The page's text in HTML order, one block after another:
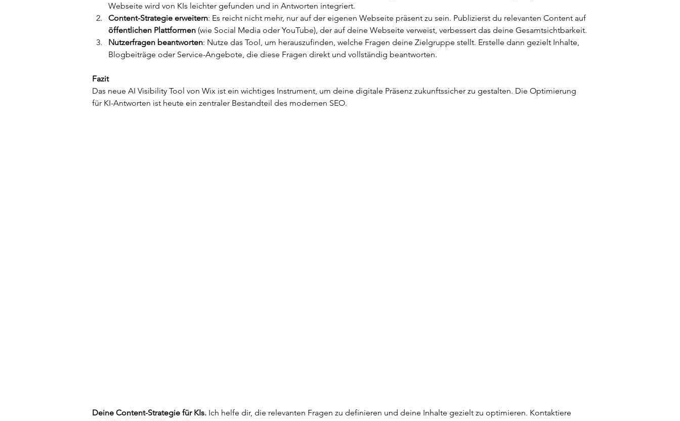
Webseite wird von KIs leichter gefunden und in Antworten integriert.
Content-Strategie erweitern: Es reicht nicht mehr, nur auf der eigenen Webseite präsent zu sein. Publizierst du relevanten Content auf
öffentlichen Plattformen (wie Social Media oder YouTube), der auf deine Webseite verweist, verbessert das deine Gesamtsichtbarkeit.
Nutzerfragen beantworten: Nutze das Tool, um herauszufinden, welche Fragen deine Zielgruppe stellt. Erstelle dann gezielt Inhalte,
Blogbeiträge oder Service-Angebote, die diese Fragen direkt und vollständig beantworten.
Fazit
Das neue AI Visibility Tool von Wix ist ein wichtiges Instrument, um deine digitale Präsenz zukunftssicher zu gestalten. Die Optimierung
für KI-Antworten ist heute ein zentraler Bestandteil des modernen SEO.
Deine Content-Strategie für KIs. Ich helfe dir, die relevanten Fragen zu definieren und deine Inhalte gezielt zu optimieren. Kontaktiere